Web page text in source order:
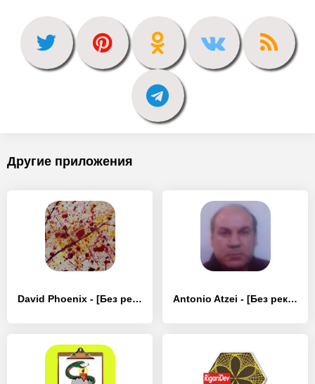
Другие приложения
David Phoenix - [Без рекламы] Antonio Atzei - [Без рекламы]